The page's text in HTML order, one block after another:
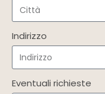
Indirizzo
Eventuali richieste